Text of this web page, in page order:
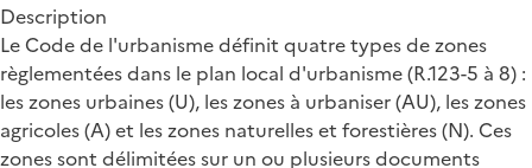
Description
Le Code de l'urbanisme définit quatre types de zones
règlementées dans le plan local d'urbanisme (R.123-5 à 8) :
les zones urbaines (U), les zones à urbaniser (AU), les zones
agricoles (A) et les zones naturelles et forestières (N). Ces
zones sont délimitées sur un ou plusieurs documents